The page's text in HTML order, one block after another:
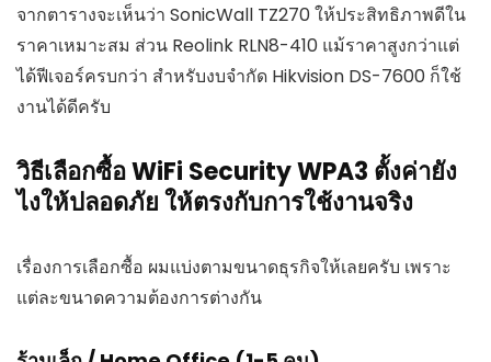
จากตารางจะเห็นว่า SonicWall TZ270 ให้ประสิทธิภาพดีใน
ราคาเหมาะสม ส่วน Reolink RLN8-410 แม้ราคาสูงกว่าแต่
ได้ฟีเจอร์ครบกว่า สำหรับงบจำกัด Hikvision DS-7600 ก็ใช้
งานได้ดีครับ
วิธีเลือกซื้อ WiFi Security WPA3 ตั้งค่ายัง
ไงให้ปลอดภัย ให้ตรงกับการใช้งานจริง
เรื่องการเลือกซื้อ ผมแบ่งตามขนาดธุรกิจให้เลยครับ เพราะ
แต่ละขนาดความต้องการต่างกัน